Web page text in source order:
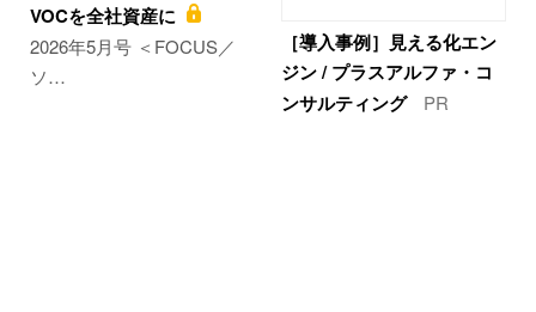
VOCを全社資産に
2026年5月号 ＜FOCUS／
ソ…
［導入事例］見える化エン
ジン / プラスアルファ・コ
ンサルティング
PR